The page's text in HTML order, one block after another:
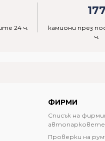
24 ч.
177
камиони през
ч.
ФИРМИ
Списък на
Проверки на